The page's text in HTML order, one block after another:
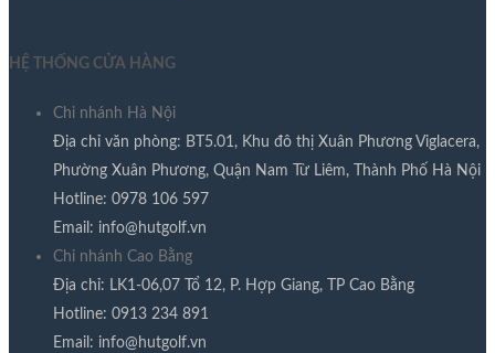
HỆ THỐNG CỬA HÀNG
Chi nhánh Hà Nội
Địa chỉ văn phòng: BT5.01, Khu đô thị Xuân Phương Viglacera,
Phường Xuân Phương, Quận Nam Từ Liêm, Thành Phố Hà Nội
Hotline: 0978 106 597​
Email: info@hutgolf.vn​
Chi nhánh Cao Bằng
Địa chỉ: LK1-06,07 Tổ 12, P. Hợp Giang, TP Cao Bằng
Hotline: 0913 234 891
Email: info@hutgolf.vn